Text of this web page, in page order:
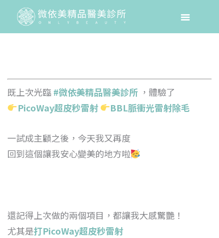
既上次光臨#微依美精品醫美診所 ，體驗了
PicoWay超皮秒雷射
BBL脈衝光雷射除毛
一試成主顧之後，今天我又再度
回到這個讓我安心變美的地方啦
還記得上次做的兩個項目，都讓我大感驚艷！
尤其是打PicoWay超皮秒雷射